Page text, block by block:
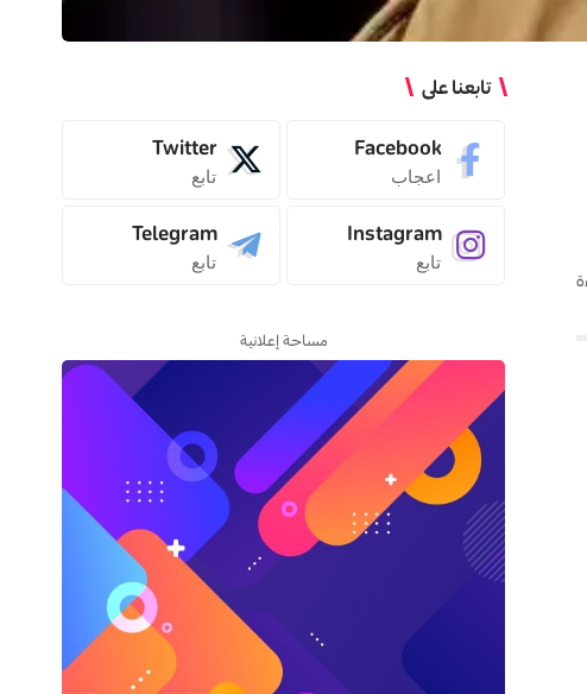
تابعنا على
Facebook
اعجاب
Twitter
تابع
Instagram
تابع
Telegram
تابع
مساحة إعلانية